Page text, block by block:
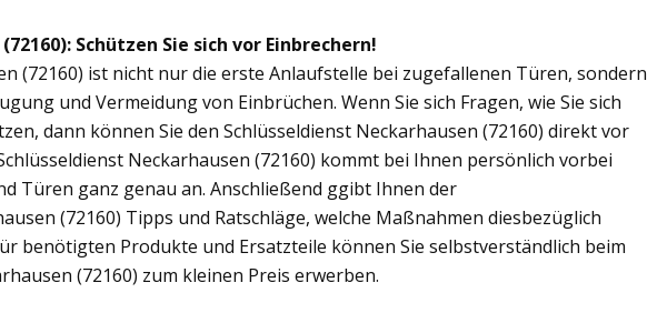
Schützen Sie sich vor Einbrechern!
(72160) ist nicht nur die erste Anlaufstelle bei zugefallenen Türen, sondern
und Vermeidung von Einbrüchen. Wenn Sie sich Fragen, wie Sie sich
dann können Sie den Schlüsseldienst Neckarhausen (72160) direkt vor
Neckarhausen (72160) kommt bei Ihnen persönlich vorbei
Türen ganz genau an. Anschließend ggibt Ihnen der
(72160) Tipps und Ratschläge, welche Maßnahmen diesbezüglich
benötigten Produkte und Ersatzteile können Sie selbstverständlich beim
(72160) zum kleinen Preis erwerben.